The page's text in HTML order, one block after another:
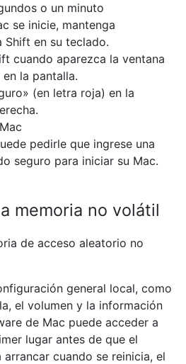
o un minuto
se inicie, mantenga
Shift en su teclado.
cuando aparezca la ventana
la pantalla.
(en letra roja) en la
pedirle que ingrese una
seguro para iniciar su Mac.
memoria no volátil
de acceso aleatorio no
general local, como
el volumen y la información
de Mac puede acceder a
lugar antes de que el
cuando se reinicia, el